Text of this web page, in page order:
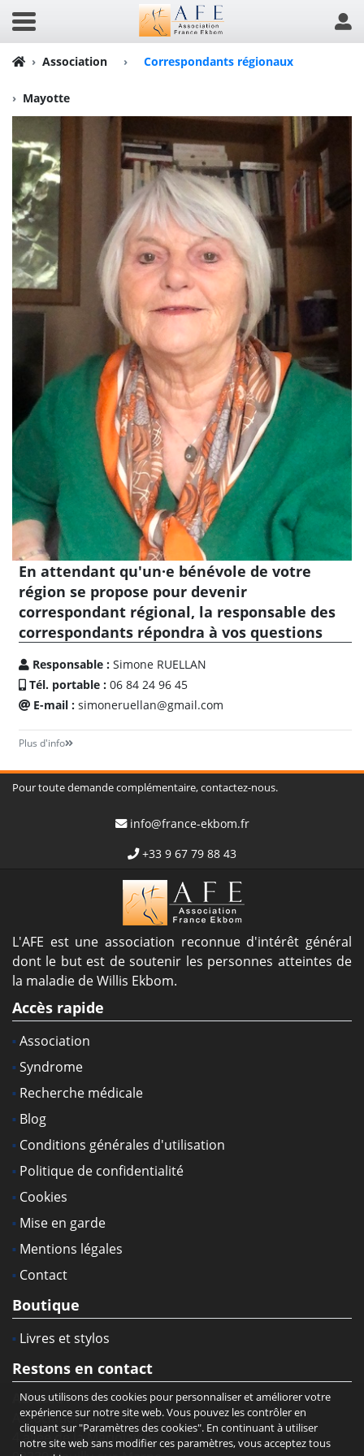
Association › Correspondants régionaux
Mayotte
En attendant qu'un·e bénévole de votre
région se propose pour devenir
correspondant régional, la responsable des
correspondants répondra à vos questions
Responsable : Simone RUELLAN
Tél. portable : 06 84 24 96 45
E-mail : simoneruellan@gmail.com
Plus d'info
Pour toute demande complémentaire, contactez-nous.
info@france-ekbom.fr
+33 9 67 79 88 43
L'AFE est une association reconnue d'intérêt général
dont le but est de soutenir les personnes atteintes de
la maladie de Willis Ekbom.
Accès rapide
Association
Syndrome
Recherche médicale
Blog
Conditions générales d'utilisation
Politique de confidentialité
Cookies
Mise en garde
Mentions légales
Contact
Boutique
Livres et stylos
Restons en contact
Adresse :
Association France Ekbom
4 allée de la Marjolaine
Nous utilisons des cookies pour personnaliser et améliorer votre
expérience sur notre site web. Vous pouvez les contrôler en
cliquant sur "Paramètres des cookies". En continuant à utiliser
notre site web sans modifier ces paramètres, vous acceptez tous